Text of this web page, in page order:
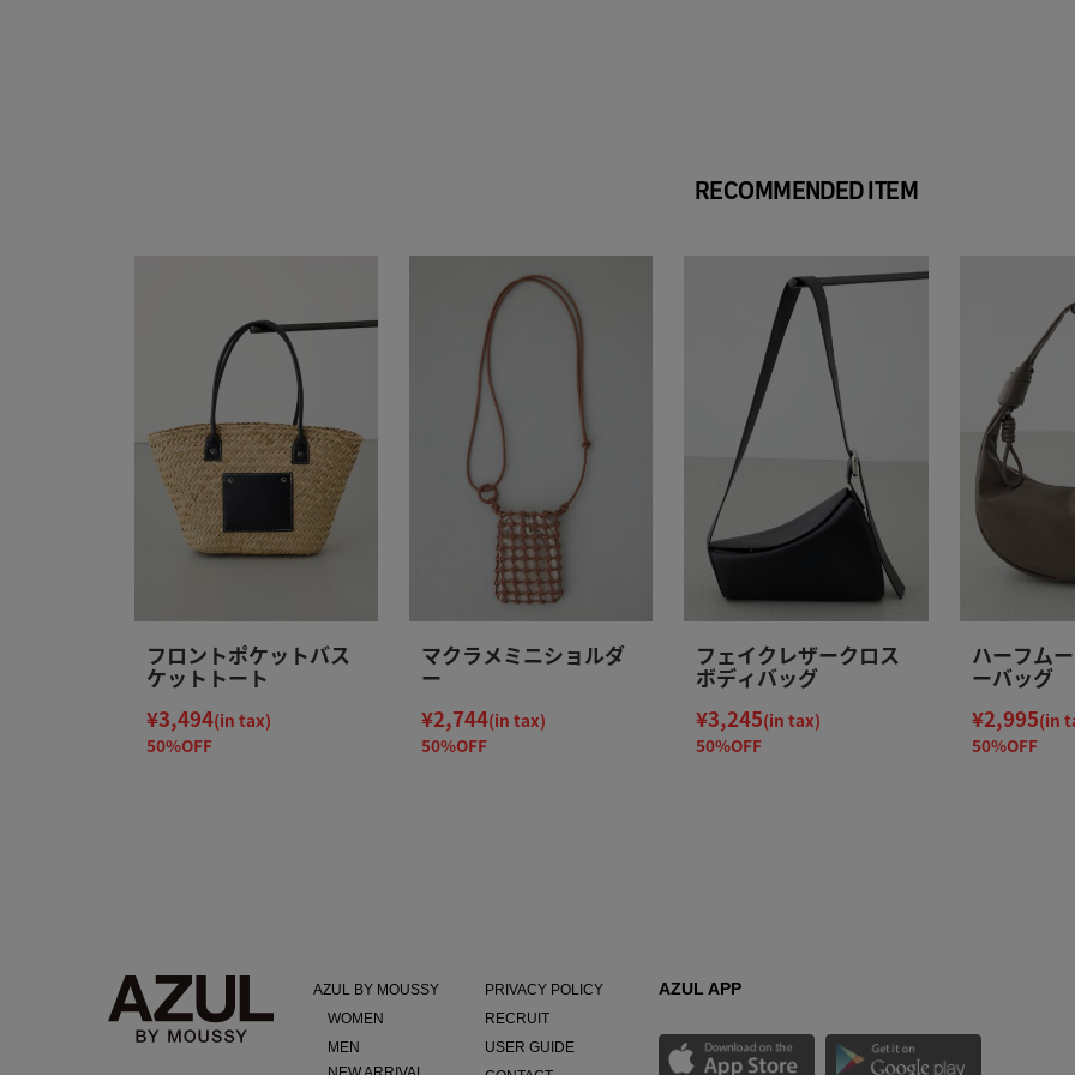
RECOMMENDED ITEM
フロントポケットバス
ケットトート
¥3,494(in tax)
50%OFF
マクラメミニショルダ
ー
¥2,744(in tax)
50%OFF
フェイクレザークロス
ボディバッグ
¥3,245(in tax)
50%OFF
ハーフム
ーバッグ
¥2,995(in
50%OFF
AZUL BY MOUSSY
WOMEN
MEN
PRIVACY POLICY
RECRUIT
USER GUIDE
AZUL APP